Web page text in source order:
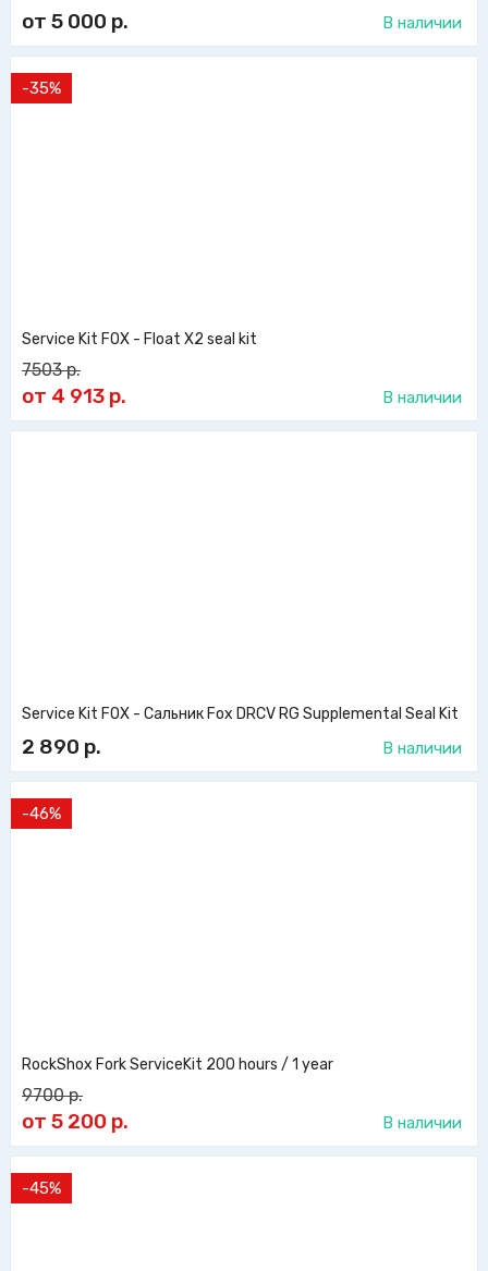
от 5 000 р. В наличии
-35%
Service Kit FOX - Float X2 seal kit
7503р.
от 4 913 р. В наличии
Service Kit FOX - Сальник Fox DRCV RG Supplemental Seal Kit
2 890 р. В наличии
-46%
RockShox Fork ServiceKit 200 hours / 1 year
9700р.
от 5 200 р. В наличии
-45%